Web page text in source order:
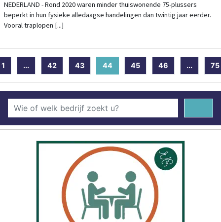
GELEDEN
NEDERLAND - Rond 2020 waren minder thuiswonende 75-plussers
beperkt in hun fysieke alledaagse handelingen dan twintig jaar eerder.
Vooral traplopen [...]
1 ... 42 43 44 (current)
45 46 ... 75